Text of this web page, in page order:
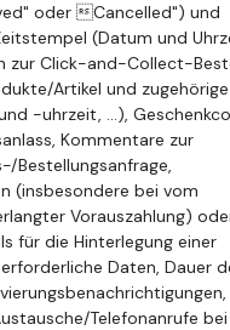
oder Cancelled") und
(Datum und
zur Click-and-Collect-
Artikel und zugehörige
-uhrzeit, ...),
Kommentare zur
Bestellungsanfrage,
(insbesondere bei vom
Vorauszahlung)
für die Hinterlegung einer
Daten, Dauer
Telefonanrufe bei